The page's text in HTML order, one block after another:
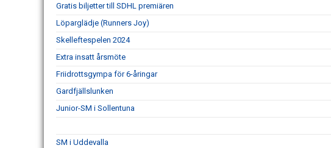
Gratis biljetter till SDHL premiären
Löparglädje (Runners Joy)
Skelleftespelen 2024
Extra insatt årsmöte
Friidrottsgympa för 6-åringar
Gardfjällslunken
Junior-SM i Sollentuna
SM i Uddevalla